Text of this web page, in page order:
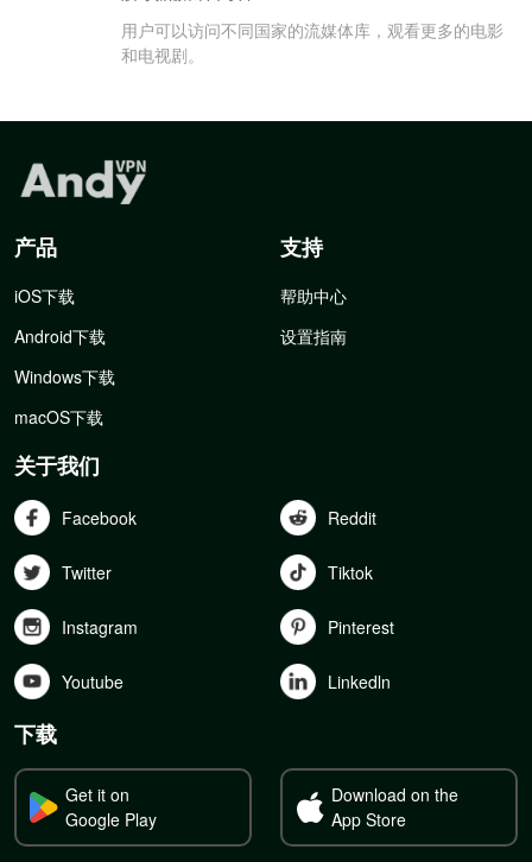
用户可以访问不同国家的流媒体库，观看更多的电影
和电视剧。
产品
iOS下载
Android下载
Windows下载
macOS下载
支持
帮助中心
设置指南
关于我们
Facebook Reddit
Twitter Tiktok
Instagram Pinterest
Youtube Linkedln
下载
Get it on
Google Play
Download on the
App Store